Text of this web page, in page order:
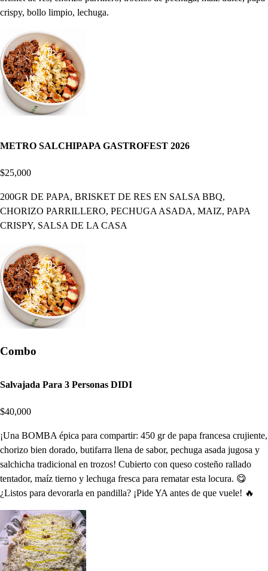
crispy, bollo limpio, lechuga.
METRO SALCHIPAPA GASTROFEST 2026
$25,000
200GR DE PAPA, BRISKET DE RES EN SALSA BBQ,
CHORIZO PARRILLERO, PECHUGA ASADA, MAIZ, PAPA
CRISPY, SALSA DE LA CASA
Combo
Salvajada Para 3 Personas DIDI
$40,000
¡Una BOMBA épica para compartir: 450 gr de papa francesa crujiente,
chorizo bien dorado, butifarra llena de sabor, pechuga asada jugosa y
salchicha tradicional en trozos! Cubierto con queso costeño rallado
tentador, maíz tierno y lechuga fresca para rematar esta locura. 😋
¿Listos para devorarla en pandilla? ¡Pide YA antes de que vuele! 🔥